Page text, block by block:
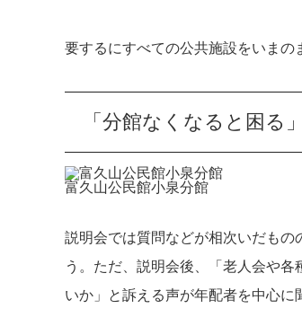
要するにすべての公共施設をいまの
「分館なくなると困る」
富久山公民館小泉分館
説明会では質問などが相次いだも
う。ただ、説明会後、「老人会や
いか」と訴える声が年配者を中心に